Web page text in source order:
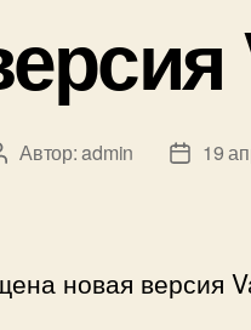
Автор:admin
Дата
19
новая версия